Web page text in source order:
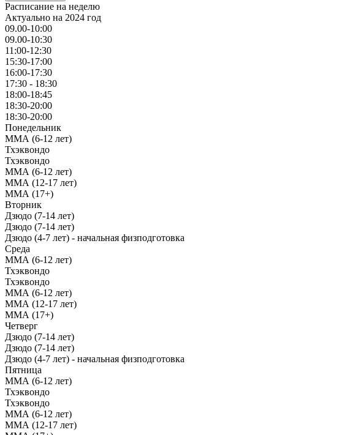
Расписание на неделю
Актуально на 2024 год
09.00-10:00
09.00-10:30
11:00-12:30
15:30-17:00
16:00-17:30
17:30 - 18:30
18:00-18:45
18:30-20:00
18:30-20:00
Понедельник
ММА (6-12 лет)
Тхэквондо
Тхэквондо
ММА (6-12 лет)
ММА (12-17 лет)
ММА (17+)
Вторник
Дзюдо (7-14 лет)
Дзюдо (7-14 лет)
Дзюдо (4-7 лет) - начальная физподготовка
Среда
ММА (6-12 лет)
Тхэквондо
Тхэквондо
ММА (6-12 лет)
ММА (12-17 лет)
ММА (17+)
Четверг
Дзюдо (7-14 лет)
Дзюдо (7-14 лет)
Дзюдо (4-7 лет) - начальная физподготовка
Пятница
ММА (6-12 лет)
Тхэквондо
Тхэквондо
ММА (6-12 лет)
ММА (12-17 лет)